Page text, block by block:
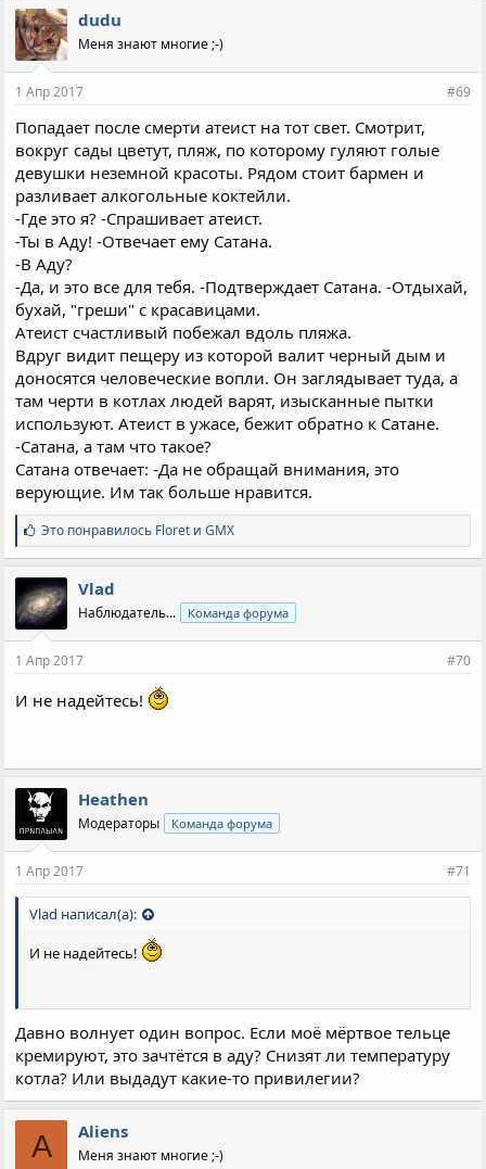
dudu
Меня знают многие ;-)
1 Апр 2017 #69
Попадает после смерти атеист на тот свет. Смотрит,
вокруг сады цветут, пляж, по которому гуляют голые
девушки неземной красоты. Рядом стоит бармен и
разливает алкогольные коктейли.
-Где это я? -Спрашивает атеист.
-Ты в Аду! -Отвечает ему Сатана.
-В Аду?
-Да, и это все для тебя. -Подтверждает Сатана. -Отдыхай,
бухай, "греши" с красавицами.
Атеист счастливый побежал вдоль пляжа.
Вдруг видит пещеру из которой валит черный дым и
доносятся человеческие вопли. Он заглядывает туда, а
там черти в котлах людей варят, изысканные пытки
используют. Атеист в ужасе, бежит обратно к Сатане.
-Сатана, а там что такое?
Сатана отвечает: -Да не обращай внимания, это
верующие. Им так больше нравится.
С
и
м
п
а
т
и
:
Это понравилось Floret иGMX
Vlad
Наблюдатель... Команда форума
1 Апр 2017 #70
И не надейтесь!
Heathen
Модераторы Команда форума
1 Апр 2017 #71
Vlad написал(а):
И не надейтесь!
Давно волнует один вопрос. Если моё мёртвое тельце
кремируют, это зачтётся в аду? Снизят ли температуру
котла? Или выдадут какие-то привилегии?
A Aliens
Меня знают многие ;-)